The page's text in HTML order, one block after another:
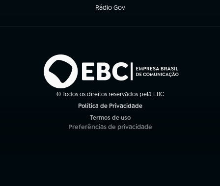
Rádio Gov
(abre em nova aba)
© Todos os direitos reservados pela EBC
Política de Privacidade
Termos de uso
(abre em nova aba)
Preferências de privacidade